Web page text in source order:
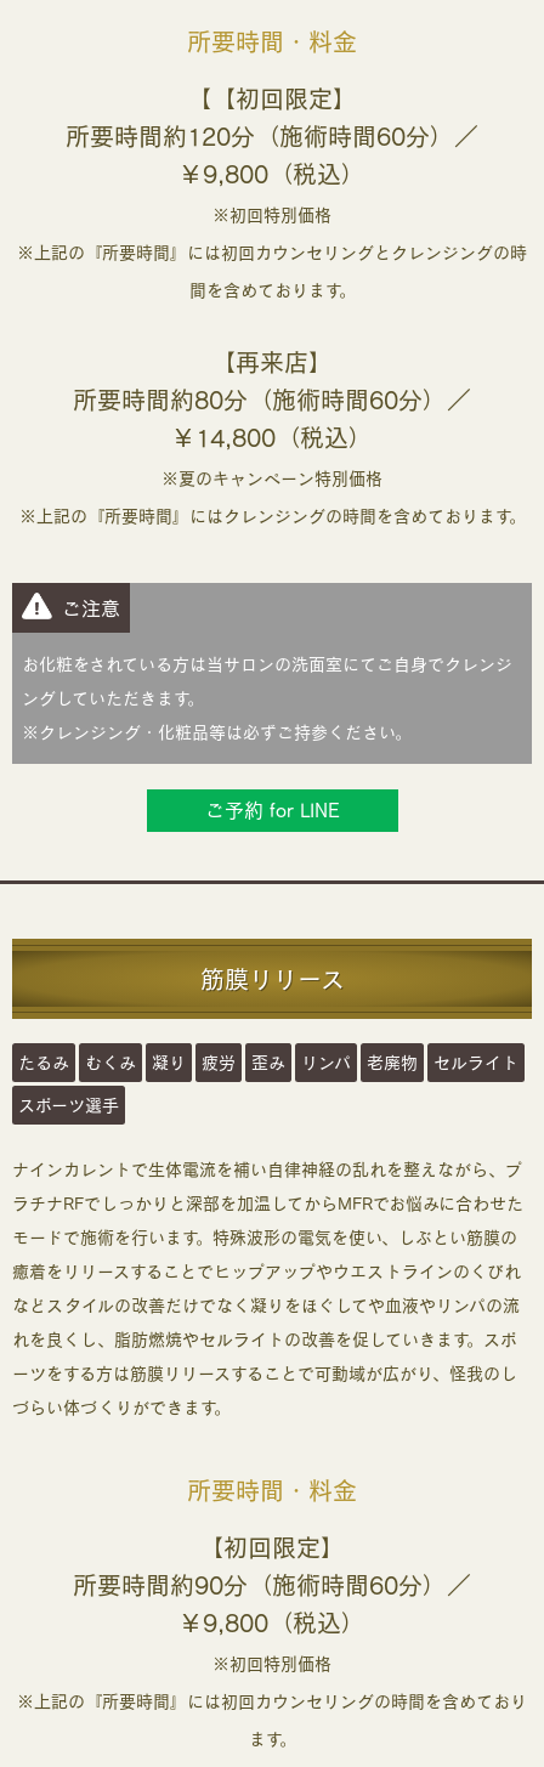
所要時間・料金
【【初回限定】
所要時間約120分（施術時間60分）／
￥9,800（税込）
※初回特別価格
※上記の『所要時間』には初回カウンセリングとクレンジングの時
間を含めております。
【再来店】
所要時間約80分（施術時間60分）／
￥14,800（税込）
※夏のキャンペーン特別価格
※上記の『所要時間』にはクレンジングの時間を含めております。
ご注意
お化粧をされている方は当サロンの洗面室にてご自身でクレンジ
ングしていただきます。
※クレンジング・化粧品等は必ずご持参ください。
ご予約 for LINE
筋膜リリース
たるみ むくみ 凝り 疲労 歪み リンパ 老廃物 セルライト
スポーツ選手
ナインカレントで生体電流を補い自律神経の乱れを整えながら、プ
ラチナRFでしっかりと深部を加温してからMFRでお悩みに合わせた
モードで施術を行います。特殊波形の電気を使い、しぶとい筋膜の
癒着をリリースすることでヒップアップやウエストラインのくびれ
などスタイルの改善だけでなく凝りをほぐしてや血液やリンパの流
れを良くし、脂肪燃焼やセルライトの改善を促していきます。スポ
ーツをする方は筋膜リリースすることで可動域が広がり、怪我のし
づらい体づくりができます。
所要時間・料金
【初回限定】
所要時間約90分（施術時間60分）／
￥9,800（税込）
※初回特別価格
※上記の『所要時間』には初回カウンセリングの時間を含めており
ます。